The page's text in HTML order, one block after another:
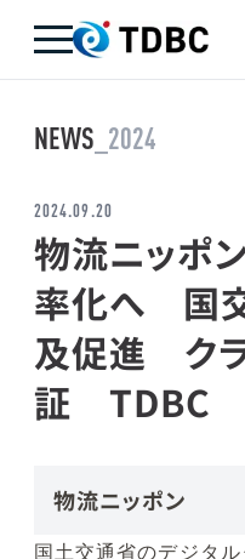
TDBC
NEWS _2024
2024.09.20
物流ニッポ
率化へ 国
及促進 ク
証 TDBC
物流ニッポン
国土交通省のデジタ